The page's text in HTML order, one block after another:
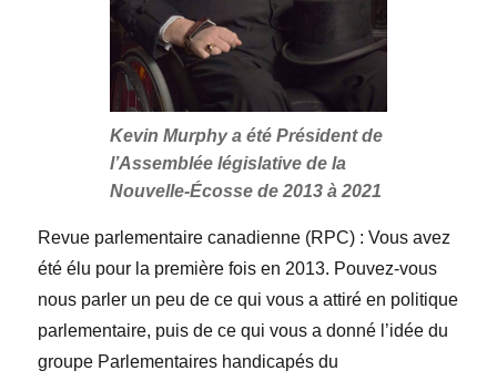
Kevin Murphy a été Président de
l’Assemblée législative de la
Nouvelle-Écosse de 2013 à 2021
Revue parlementaire canadienne (RPC) :Vous avez
été élu pour la première fois en 2013. Pouvez-vous
nous parler un peu de ce qui vous a attiré en politique
parlementaire, puis de ce qui vous a donné l’idée du
groupe Parlementaires handicapés du